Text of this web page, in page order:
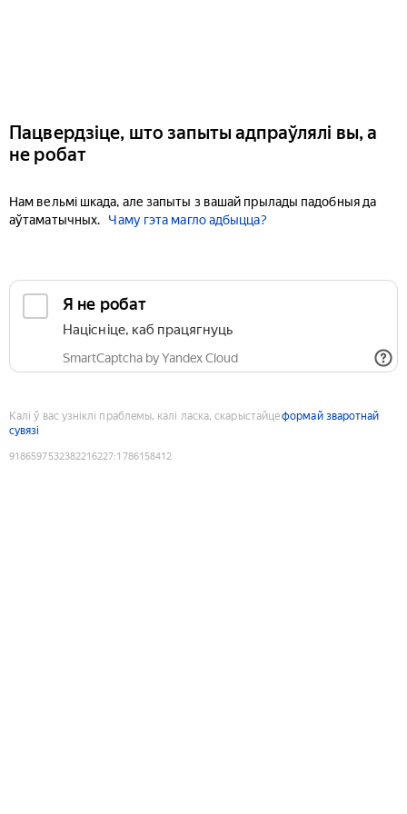
Пацвердзіце, што запыты адпраўлялі вы, а
не робат
Нам вельмі шкада, але запыты з вашай прылады падобныя да
аўтаматычных.
Чаму гэта магло адбыцца?
Я не робат
Націсніце, каб працягнуць
SmartCaptcha by Yandex Cloud
Калі ў вас узніклі праблемы, калі ласка, скарыстайцеформай зваротнай
сувязі
9186597532382216227:1786158412